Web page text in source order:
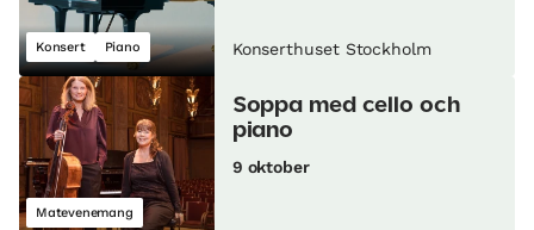
Konsert Piano Konserthuset Stockholm
Matevenemang
Soppa med cello och
piano
9 oktober